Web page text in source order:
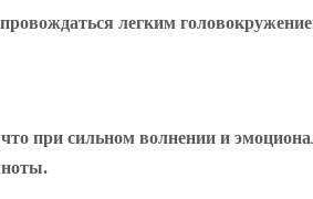
легким
при сильном волнении и